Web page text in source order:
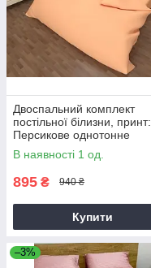
Двоспальний комплект
постільної білизни, принт:
Персикове однотонне
В наявності 1 од.
895 ₴ 940 ₴
Купити
–3%